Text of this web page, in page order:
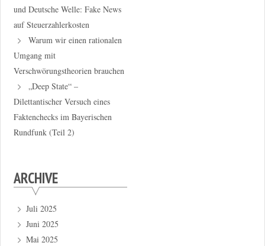
und Deutsche Welle: Fake News
auf Steuerzahlerkosten
Warum wir einen rationalen
Umgang mit
Verschwörungstheorien brauchen
„Deep State“ –
Dilettantischer Versuch eines
Faktenchecks im Bayerischen
Rundfunk (Teil 2)
ARCHIVE
Juli 2025
Juni 2025
Mai 2025